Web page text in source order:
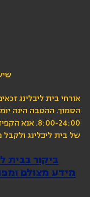
שישי 8:00–15:00
הסמוך. ההטבה הינה
8:00-24:00.
של בית ליבלינג
ביקור בבית
מידע מצולם